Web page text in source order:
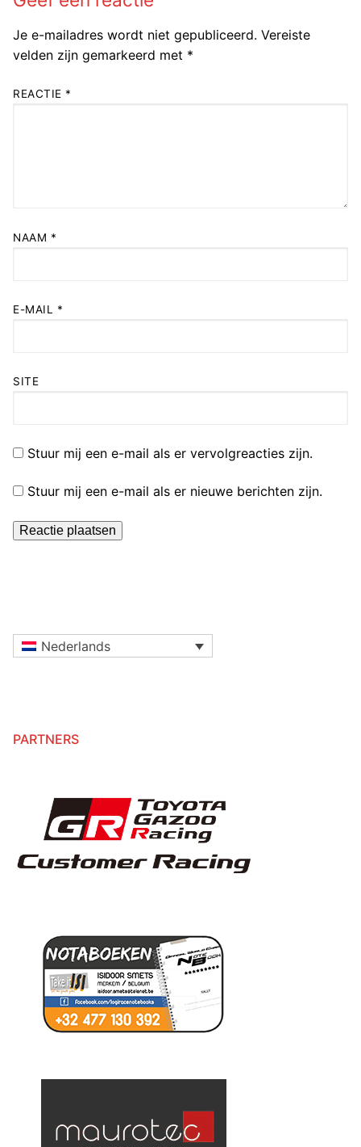
Je e-mailadres wordt niet gepubliceerd. Vereiste
velden zijn gemarkeerd met *
REACTIE *
NAAM *
E-MAIL *
SITE
Stuur mij een e-mail als er vervolgreacties zijn.
Stuur mij een e-mail als er nieuwe berichten zijn.
Nederlands
PARTNERS